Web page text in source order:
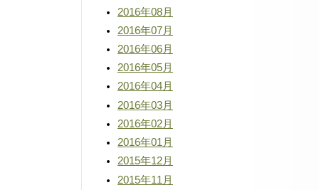
2016年08月
2016年07月
2016年06月
2016年05月
2016年04月
2016年03月
2016年02月
2016年01月
2015年12月
2015年11月